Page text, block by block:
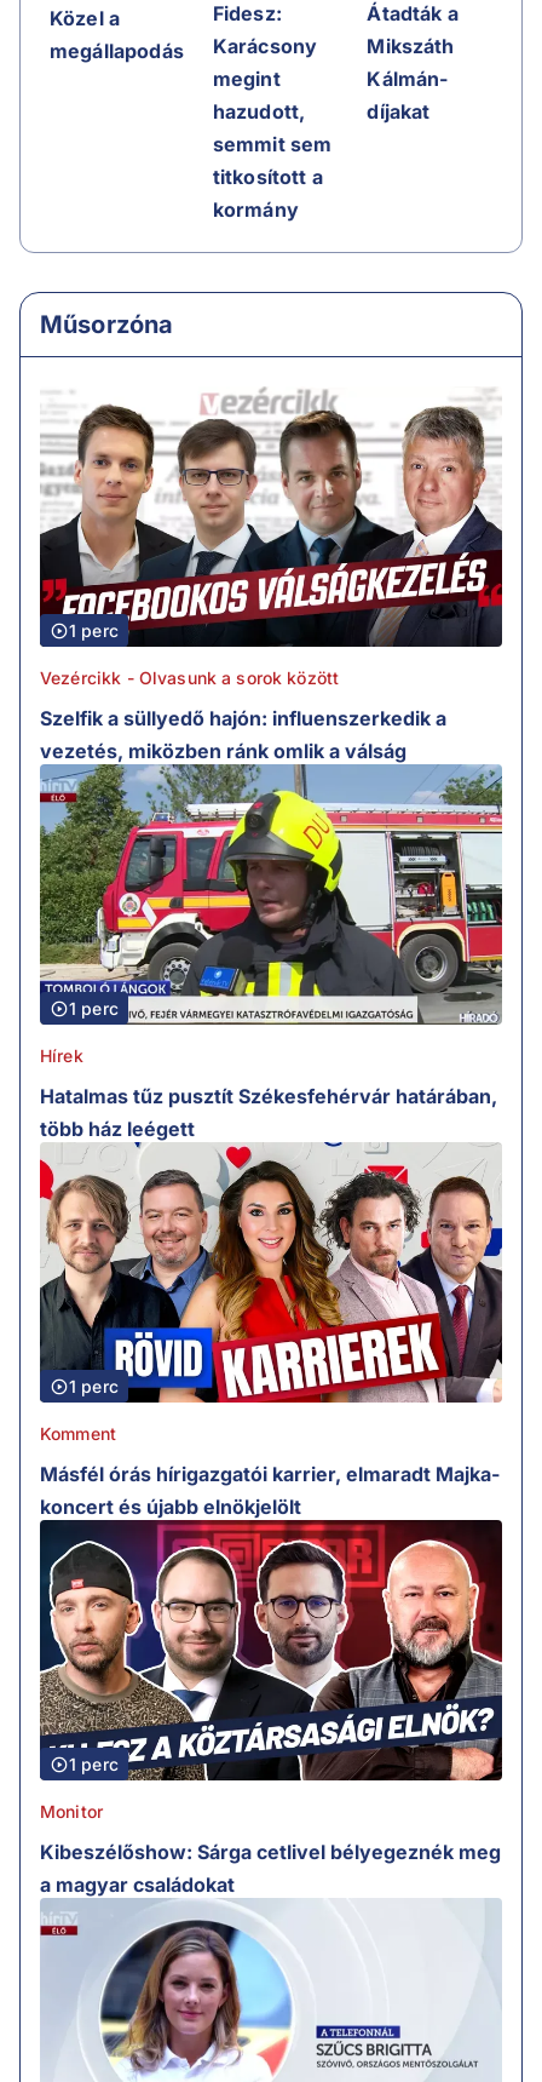
Közel a
megállapodás
Fidesz:
Karácsony
megint
hazudott,
semmit sem
titkosított a
kormány
Átadták a
Mikszáth
Kálmán-
díjakat
Műsorzóna
1 perc
Vezércikk - Olvasunk a sorok között
Szelfik a süllyedő hajón: influenszerkedik a
vezetés, miközben ránk omlik a válság
1 perc
Hírek
Hatalmas tűz pusztít Székesfehérvár határában,
több ház leégett
1 perc
Komment
Másfél órás hírigazgatói karrier, elmaradt Majka-
koncert és újabb elnökjelölt
1 perc
Monitor
Kibeszélőshow: Sárga cetlivel bélyegeznék meg
a magyar családokat